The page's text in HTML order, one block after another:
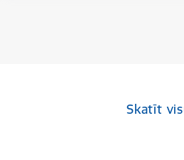
Skatīt